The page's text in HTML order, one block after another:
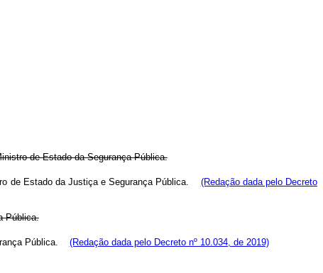
de Estado da Segurança Pública.
de Estado da Justiça e Segurança Pública. (Redação dada pelo Decreto
Pública.
Pública. (Redação dada pelo Decreto nº 10.034, de 2019)